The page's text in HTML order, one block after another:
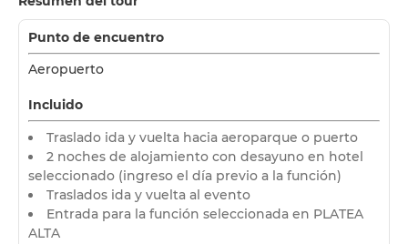
Punto de encuentro
Aeropuerto
Incluido
Traslado ida y vuelta hacia aeroparque o puerto
2 noches de alojamiento con desayuno en hotel
seleccionado (ingreso el día previo a la función)
Traslados ida y vuelta al evento
Entrada para la función seleccionada en PLATEA
ALTA